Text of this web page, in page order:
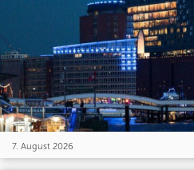
7. August 2026